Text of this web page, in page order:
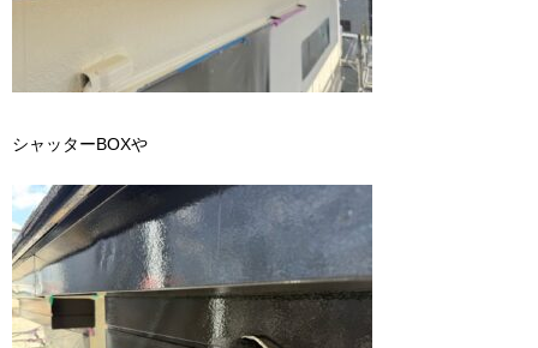
シャッターBOXや